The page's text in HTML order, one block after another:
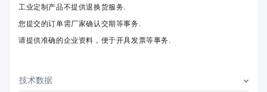
工业定制产品不提供退换货服务.
您提交的订单需厂家确认交期等事务.
请提供准确的企业资料，便于开具发票等事务.
技术数据